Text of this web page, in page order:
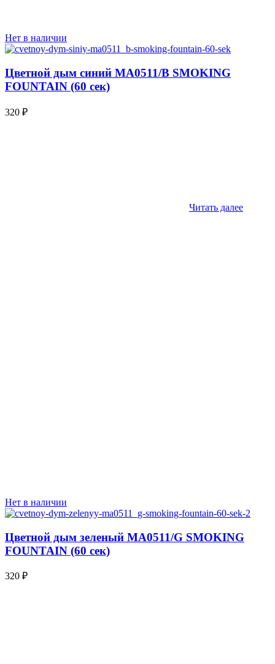
Нет в наличии
Цветной дым синий MA0511/B SMOKING
FOUNTAIN (60 сек)
320 ₽
Читать далее
Нет в наличии
Цветной дым зеленый MA0511/G SMOKING
FOUNTAIN (60 сек)
320 ₽